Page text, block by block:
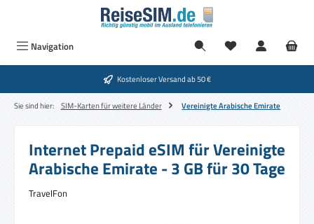
Zum Hauptinhalt springen
Navigation
Kostenloser Versand ab 50 €
Sie sind hier: SIM-Karten für weitere Länder Vereinigte Arabische Emirate
Internet Prepaid eSIM für Vereinigte
Arabische Emirate - 3 GB für 30 Tage
TravelFon